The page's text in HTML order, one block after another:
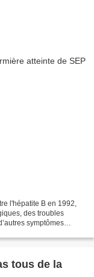
l'hépatite B en 1992,
des troubles
symptômes
tous de la